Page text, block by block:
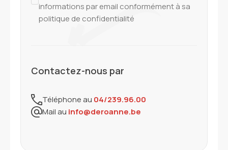
informations par email conformément à sa
politique de confidentialité
Contactez-nous par
Téléphone au 04/239.96.00
Mail au info@deroanne.be